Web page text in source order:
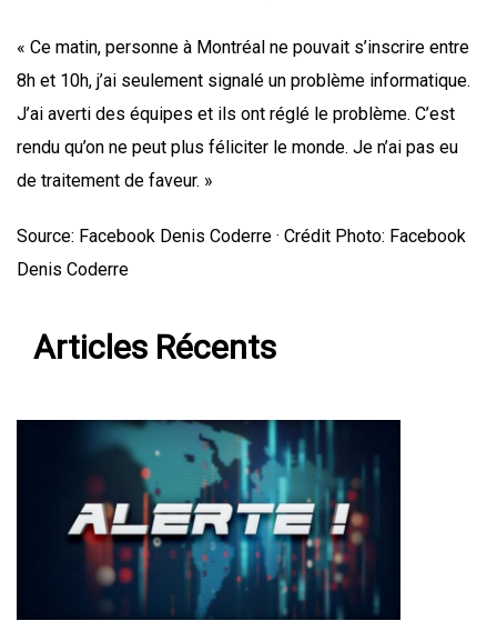
« Ce matin, personne à Montréal ne pouvait s’inscrire entre
8h et 10h, j’ai seulement signalé un problème informatique.
J’ai averti des équipes et ils ont réglé le problème. C’est
rendu qu’on ne peut plus féliciter le monde. Je n’ai pas eu
de traitement de faveur. »
Source: Facebook Denis Coderre · Crédit Photo: Facebook
Denis Coderre
Articles Récents